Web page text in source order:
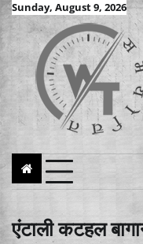
Skip
to
content
Sunday, August 9, 2026
एंटाली कटहल